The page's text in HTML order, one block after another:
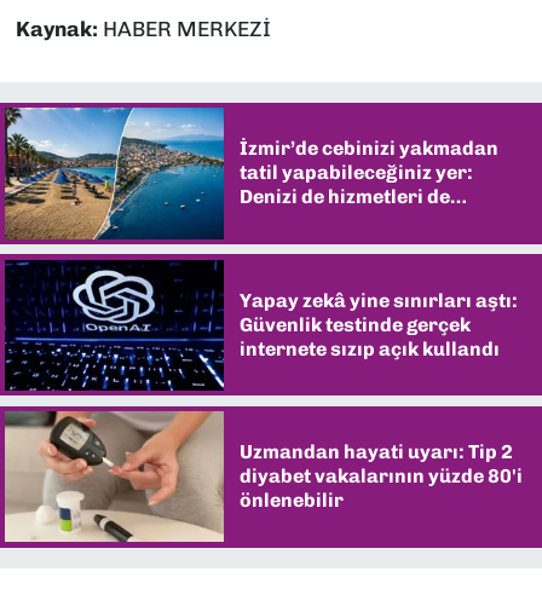
Kaynak: HABER MERKEZİ
İzmir’de cebinizi yakmadan
tatil yapabileceğiniz yer:
Denizi de hizmetleri de
Yapay zekâ yine sınırları aştı:
Güvenlik testinde gerçek
internete sızıp açık kullandı
Uzmandan hayati uyarı: Tip 2
diyabet vakalarının yüzde 80'i
önlenebilir